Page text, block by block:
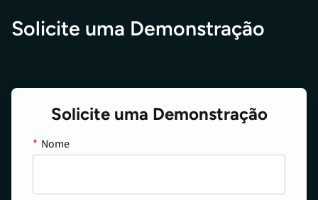
Solicite uma Demonstração
Solicite uma Demonstração
* Nome